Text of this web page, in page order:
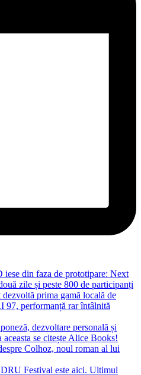
iese din faza de prototipare: Next
zile și peste 800 de participanți
prima gamă locală de
97, performanță rar întâlnită
dezvoltare personală și
se citește Alice Books!
Colhoz, noul roman al lui
Festival este aici. Ultimul